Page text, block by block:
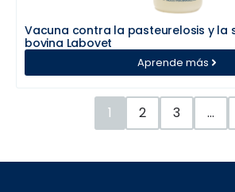
Aprende más
Vacuna contra la pasteurelosis y la
bovina Labovet
1 2 3 …